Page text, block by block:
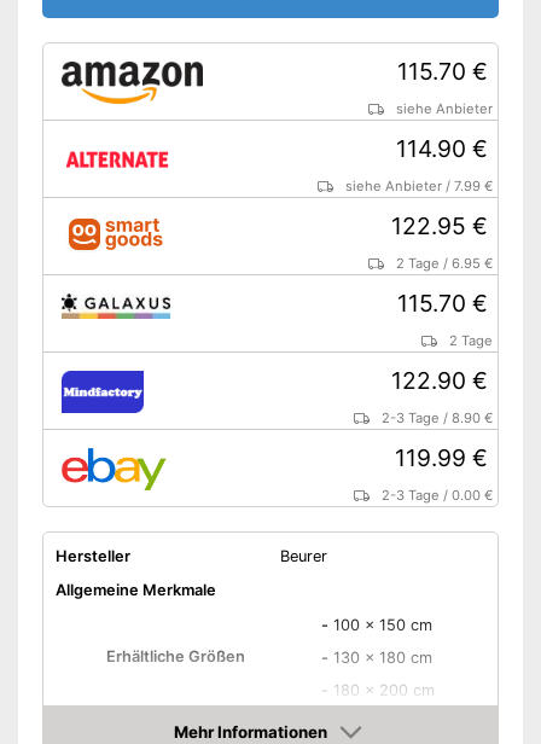
Vorteile
Funktionsanzeige für
Schalter auch abnehmbar
OEKO-TEX-geprüft als
Qualitätsmerkmal
Die Zeit immer im Blick dank
Keine Überhitzungsgefahr
dank Rückschaltautomatik
115.70 €
siehe Anbieter
114.90 €
siehe Anbieter /7.99 €
122.95 €
2 Tage /6.95 €
115.70 €
2 Tage
122.90 €
2-3 Tage /8.90 €
119.99 €
2-3 Tage /0.00 €
Hersteller
Beurer
Allgemeine Merkmale
Erhältliche Größen
- 100 x 150 cm
- 130 x 180 cm
- 180 x 200 cm
Beige
Mehr Informationen